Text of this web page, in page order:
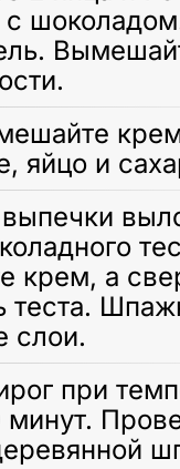
яйцо и
крем, а
теста.
слои.
при